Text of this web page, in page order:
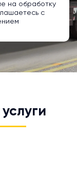
на обработку
с